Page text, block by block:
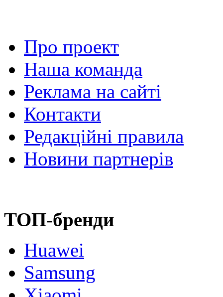
Про проект
Наша команда
Реклама на сайті
Контакти
Редакційні правила
Новини партнерів
ТОП-бренди
Huawei
Samsung